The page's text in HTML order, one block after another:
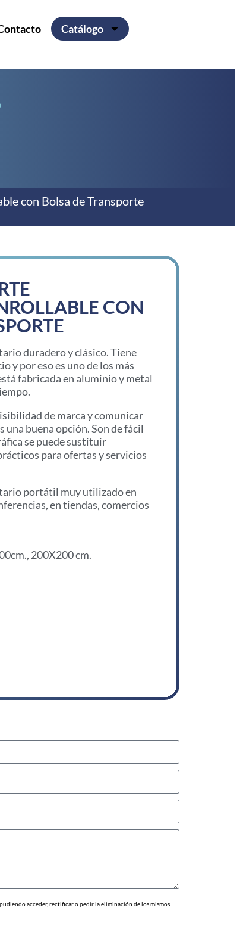
Catálogo
con Bolsa de Transporte
CON
duradero y clásico. Tiene
y por eso es uno de los más
fabricada en aluminio y metal
de marca y comunicar
una buena opción. Son de fácil
se puede sustituir
para ofertas y servicios
portátil muy utilizado en
en tiendas, comercios
200X200 cm.
acceder, rectificar o pedir la eliminación de los mismos